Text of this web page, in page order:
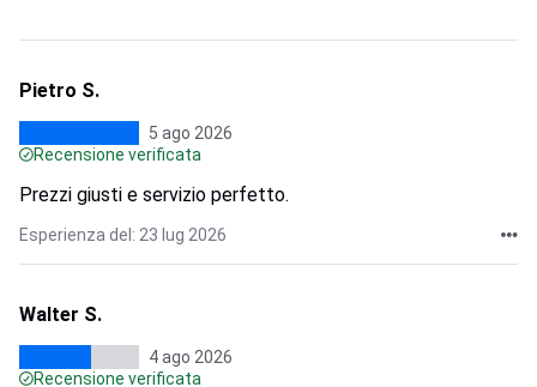
Pietro S.
5 ago 2026
Recensione verificata
Prezzi giusti e servizio perfetto.
Esperienza del: 23 lug 2026
Walter S.
4 ago 2026
Recensione verificata